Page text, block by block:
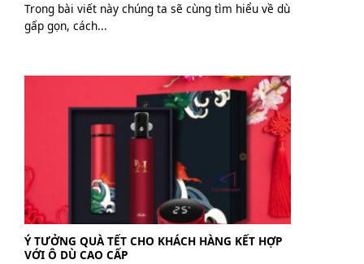
Trong bài viết này chúng ta sẽ cùng tìm hiểu về dù
gấp gọn, cách...
Ý TƯỞNG QUÀ TẾT CHO KHÁCH HÀNG KẾT HỢP
VỚI Ô DÙ CAO CẤP